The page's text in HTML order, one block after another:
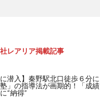
レアリア掲載記事
潜入】秦野駅北口徒歩６分に
」の指導法が画期的！「成績
“納得”